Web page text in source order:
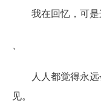
我在回忆，可是
人人都觉得永
见。